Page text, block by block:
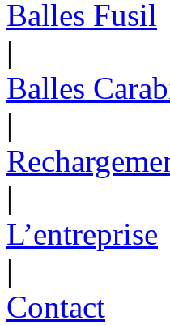
Balles Fusil
|
Balles
|
|
L’entreprise
|
Contact